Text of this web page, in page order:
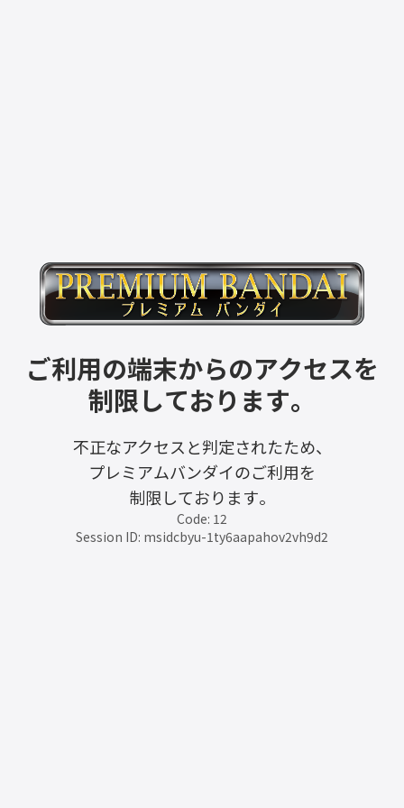
ご利用の端末からのアクセスを
制限しております。
不正なアクセスと判定されたため、
プレミアムバンダイのご利用を
制限しております。
Code: 12
Session ID: msidcbyu-1ty6aapahov2vh9d2